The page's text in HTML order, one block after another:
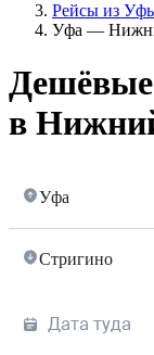
Рейсы из
Уфа —
в
Уфа
Стригино
Дата туда